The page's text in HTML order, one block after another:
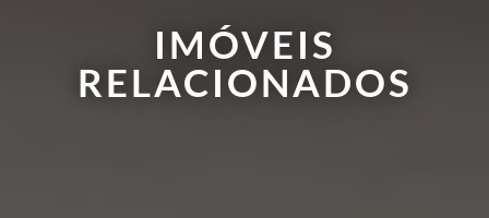
IMÓVEIS
RELACIONADOS